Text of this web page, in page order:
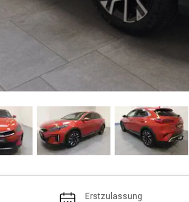
Erstzulassung